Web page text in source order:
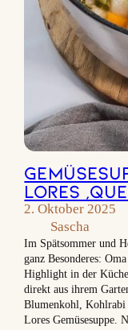
Lores
2. Oktober 2025
Sascha
Im Spätsommer und
ganz Besonderes:
Highlight in der
direkt aus ihrem
Blumenkohl, Kohlrabi
Lores Gemüsesuppe.